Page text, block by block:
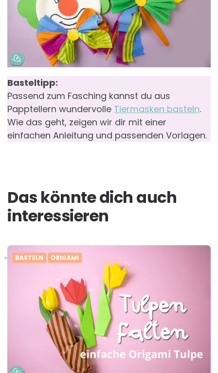
Basteltipp:
Passend zum Fasching kannst du aus
Papptellern wundervolle Tiermasken basteln.
Wie das geht, zeigen wir dir mit einer
einfachen Anleitung und passenden Vorlagen.
Das könnte dich auch
interessieren
BASTELN ORIGAMI